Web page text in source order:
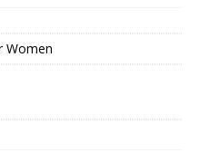
Women